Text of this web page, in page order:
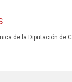
de la Diputación de